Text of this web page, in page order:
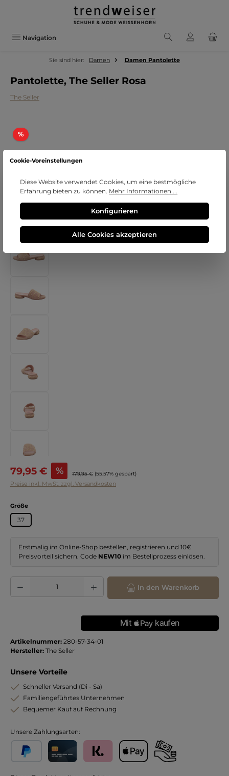
Zum Hauptinhalt springen
Navigation
Sie sind hier: Damen Damen Pantolette
Pantolette, The Seller Rosa
The Seller
Bildergalerie überspringen
%Rabatt
Verkaufspreis:
79,95 € % Regulärer Preis:
179,95 € (55.57% gespart)
Preise inkl. MwSt. zzgl. Versandkosten
Größeauswählen
37
Erstmalig im Online-Shop bestellen, registrieren und 10€
Preisvorteil sichern. Code NEW10 im Bestellprozess einlösen.
Produkt Anzahl: Gib den gewünschten Wert ein oder benutze die
In den Warenkorb
Artikelnummer: 280-57-34-01
Hersteller: The Seller
Unsere Vorteile
Schneller Versand (Di - Sa)
Familiengeführtes Unternehmen
Bequemer Kauf auf Rechnung
Unsere Zahlungsarten:
Cookie-Voreinstellungen
Diese Website verwendet Cookies, um eine bestmögliche
Erfahrung bieten zu können. Mehr Informationen ...
Konfigurieren
Alle Cookies akzeptieren